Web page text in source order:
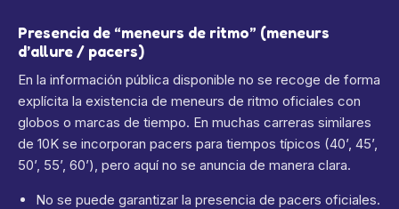
Presencia de “meneurs de ritmo” (meneurs
d’allure / pacers)
En la información pública disponible no se recoge de forma
explícita la existencia de meneurs de ritmo oficiales con
globos o marcas de tiempo. En muchas carreras similares
de 10K se incorporan pacers para tiempos típicos (40’, 45’,
50’, 55’, 60’), pero aquí no se anuncia de manera clara.
No se puede garantizar la presencia de pacers oficiales.